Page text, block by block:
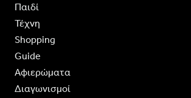
Παιδί
Τέχνη
Shopping
Guide
Aφιερώματα
Διαγωνισμοί